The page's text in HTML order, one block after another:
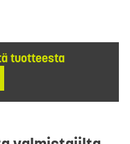
tuotteesta